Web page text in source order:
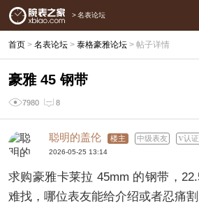
> 名表论坛
首页 > 名表论坛 > 泰格豪雅论坛 > 帖子详情
豪雅 45 钢带
7980 8
聪明的盖伦 楼主 中级表友 认
2026-05-25 13:14
求购豪雅卡莱拉 45mm 的钢带，
难找，哪位表友能给介绍或者忍痛